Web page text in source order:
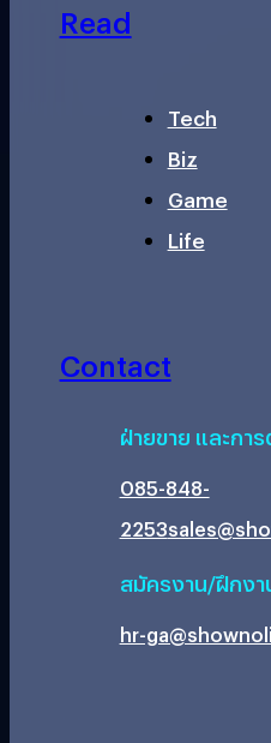
Read
Tech
Biz
Game
Life
Contact
ฝ่ายขาย และกา
085-848-
2253
สมัครงาน/ฝึกง
hr-